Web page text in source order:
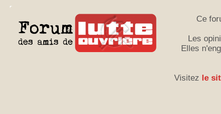
Ce
Les
Elles
Visitez le